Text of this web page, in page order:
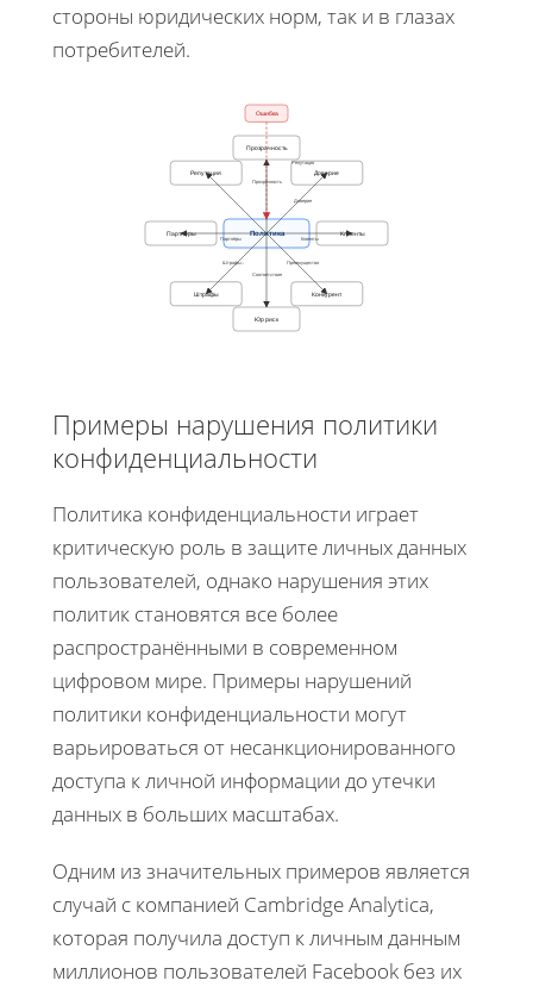
стороны юридических норм, так и в глазах
потребителей.
Прозрачность
Доверие
Клиенты
Конкурент
Юр риск
Штрафы
Партнёры
Репутация
Политика
Ошибка
Прозрачность
Доверие
Клиенты
Преимущество
Соответствие
Штрафы↓
Партнёры
Репутация
Примеры нарушения политики
конфиденциальности
Политика конфиденциальности играет
критическую роль в защите личных данных
пользователей, однако нарушения этих
политик становятся все более
распространёнными в современном
цифровом мире. Примеры нарушений
политики конфиденциальности могут
варьироваться от несанкционированного
доступа к личной информации до утечки
данных в больших масштабах.
Одним из значительных примеров является
случай с компанией Cambridge Analytica,
которая получила доступ к личным данным
миллионов пользователей Facebook без их